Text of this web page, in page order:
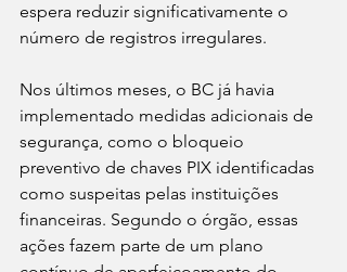
espera reduzir significativamente o
número de registros irregulares.
Nos últimos meses, o BC já havia
implementado medidas adicionais de
segurança, como o bloqueio
preventivo de chaves PIX identificadas
como suspeitas pelas instituições
financeiras. Segundo o órgão, essas
ações fazem parte de um plano